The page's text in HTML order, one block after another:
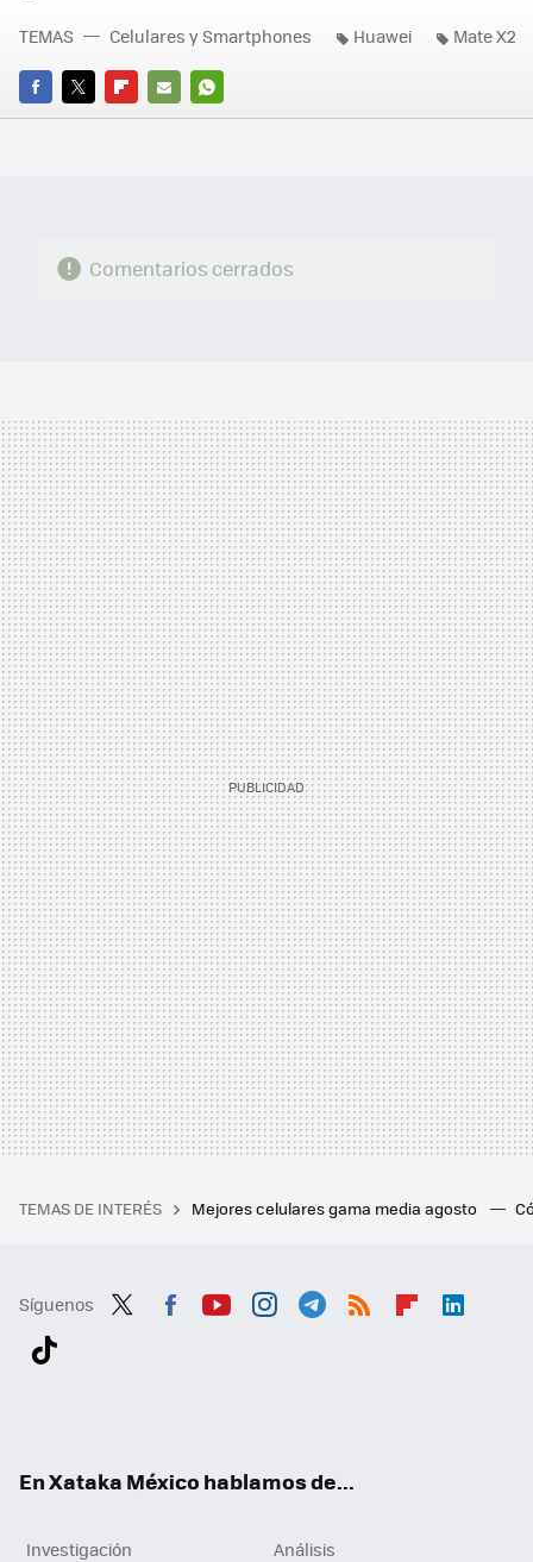
FACEBOOK
TWITTERFLIPBOARD
E-
WHATSAPP
TEMAS Celulares y Smartphones Huawei Mate X2
Comentarios cerrados
TEMAS DE INTERÉS Mejores celulares gama media agosto
Síguenos
En Xataka México hablamos de...
Investigación
Análisis